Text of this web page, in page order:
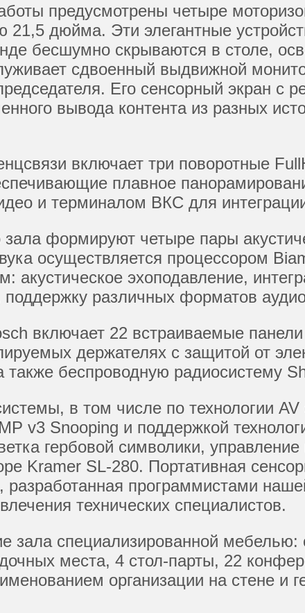
предусмотрены четыре
21,5 дюйма. Эти элегантные
бесшумно скрываются в столе,
сдвоенный выдвижной
Его сенсорный экран с
вывода контента из разных
включает три поворотные
плавное
и терминалом ВКС для
зала формируют четыре пары
осуществляется процессором
акустическое эхоподавление,
поддержку различных форматов
включает 22 встраиваемые
держателях с защитой от
беспроводную радиосистему
в том числе по технологии
v3 Snooping и поддержкой
гербовой символики,
Kramer SL-280. Портативная
программистами
технических специалистов.
зала специализированной мебелью:
места, 4 стол-парты, 22
организации на стене и